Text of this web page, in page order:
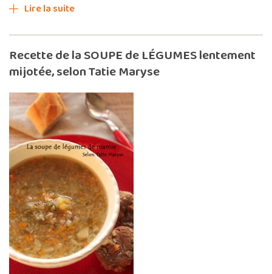
Lire la suite
Recette de la SOUPE de LÉGUMES lentement
mijotée, selon Tatie Maryse